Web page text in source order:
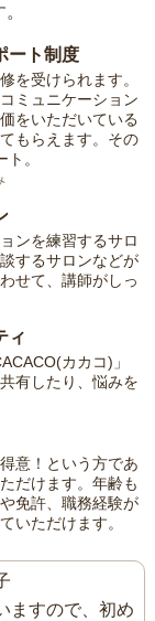
ート制度
を受けられます。
ミュニケーション
をいただいている
もらえます。その
。
ンを練習するサロ
するサロンなどが
せて、講師がしっ
ィ
カカコ)」
有したり、悩みを
意！という方であ
だけます。年齢も
免許、職務経験が
いただけます。
ますので、初め